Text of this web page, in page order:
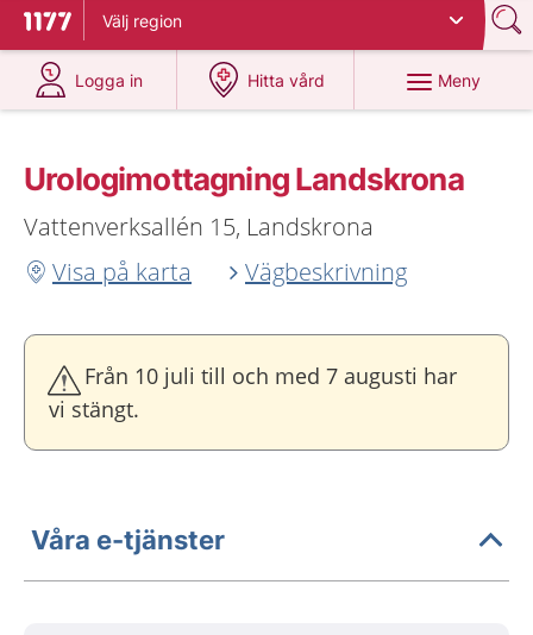
Till startsidan för 1177
Välj region
Logga in
på 1177.se
Hitta vård
på 1177.se
Meny
Urologimottagning Landskrona
Vattenverksallén 15, Landskrona
Visa på karta
Vägbeskrivning
Från 10 juli till och med 7 augusti har
vi stängt.
Våra e-tjänster